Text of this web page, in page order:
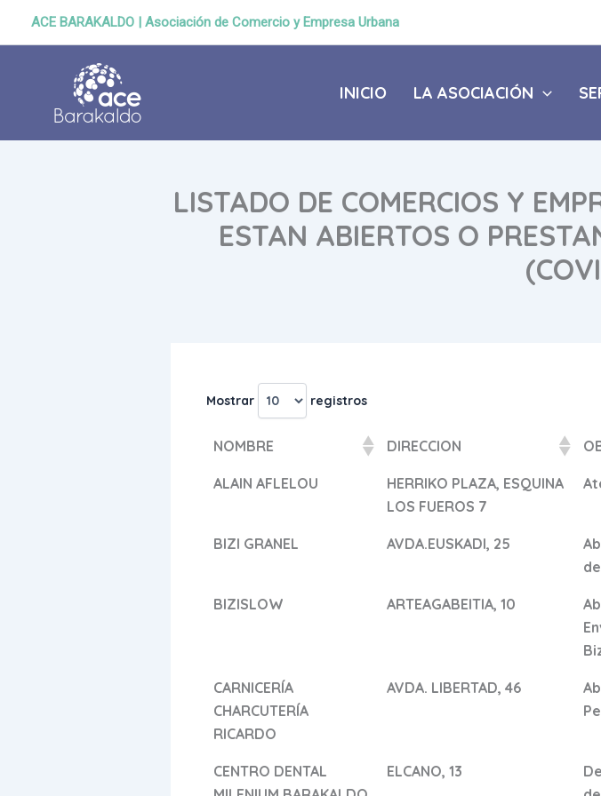
ACE BARAKALDO | Asociación de Comercio y Empresa Urbana
INICIO LA ASOCIACIÓN
LISTADO DE COMERCIOS Y
ESTAN ABIERTOS O
Mostrar registros
NOMBRE DIRECCION
ALAIN AFLELOU
HERRIKO PLAZA, ESQUINA
LOS FUEROS 7
BIZI GRANEL AVDA.EUSKADI, 25
BIZISLOW ARTEAGABEITIA, 10
CARNICERÍA
CHARCUTERÍA
RICARDO
AVDA. LIBERTAD, 46
CENTRO DENTAL
ELCANO, 13